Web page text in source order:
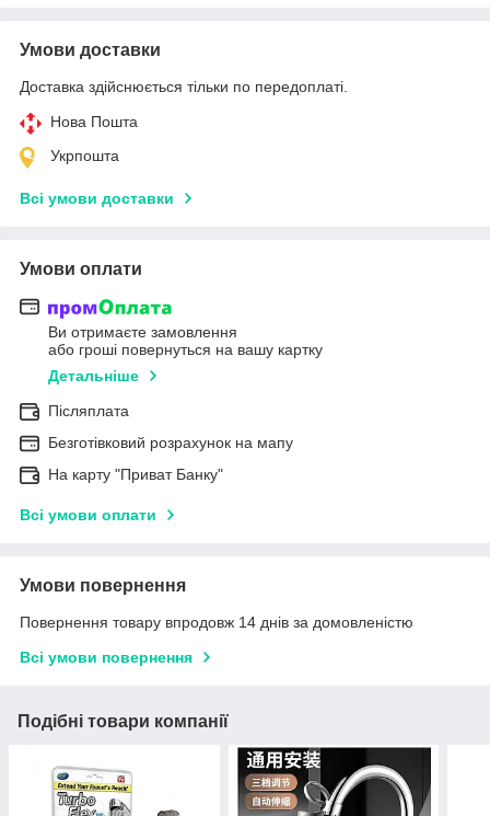
Умови доставки
Доставка здійснюється тільки по передоплаті.
Нова Пошта
Укрпошта
Всі умови доставки
Умови оплати
Ви отримаєте замовлення
або гроші повернуться на вашу картку
Детальніше
Післяплата
Безготівковий розрахунок на мапу
На карту "Приват Банку"
Всі умови оплати
Умови повернення
Повернення товару впродовж 14 днів за домовленістю
Всі умови повернення
Подібні товари компанії